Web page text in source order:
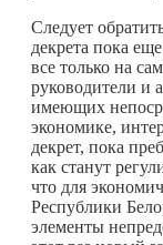
Следует
декрета пока
все только на
руководители и
имеющих
экономике,
декрет, пока
как станут
что для
Республики
элементы